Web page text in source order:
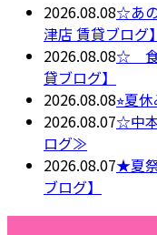
2026.08.08☆あ
津店 賃貸ブログ】
2026.08.08☆ 食
貸ブログ】
2026.08.08⭐︎夏
2026.08.07☆中
ログ≫
2026.08.07★夏
ブログ】